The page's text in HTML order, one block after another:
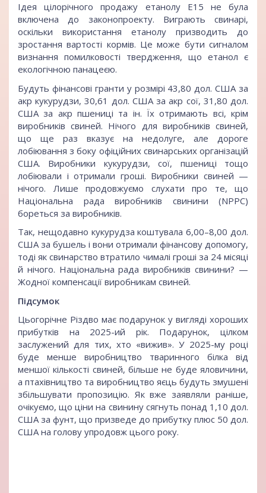
Ідея цілорічного продажу етанолу Е15 не була
включена до законопроекту. Виграють свинарі,
оскільки використання етанолу призводить до
зростання вартості кормів. Це може бути сигналом
визнання помилковості твердження, що етанол є
екологічною панацеєю.
Будуть фінансові гранти у розмірі 43,80 дол. США за
акр кукурудзи, 30,61 дол. США за акр сої, 31,80 дол.
США за акр пшениці та ін. Їх отримають всі, крім
виробників свиней. Нічого для виробників свиней,
що ще раз вказує на недолуге, але дороге
лобіювання з боку офіційних свинарських організацій
США. Виробники кукурудзи, сої, пшениці тощо
лобіювали і отримали гроші. Виробники свиней —
нічого. Лише продовжуємо слухати про те, що
Національна рада виробників свинини (NPPC)
бореться за виробників.
Так, нещодавно кукурудза коштувала 6,00–8,00 дол.
США за бушель і вони отримали фінансову допомогу,
тоді як свинарство втратило чималі гроші за 24 місяці
й нічого. Національна рада виробників свинини? —
Жодної компенсації виробникам свиней.
Підсумок
Цьогорічне Різдво має подарунок у вигляді хороших
прибутків на 2025-ий рік. Подарунок, цілком
заслужений для тих, хто «вижив». У 2025-му році
буде менше виробництво тваринного білка від
меншої кількості свиней, більше не буде яловичини,
а птахівництво та виробництво яєць будуть змушені
збільшувати пропозицію. Як вже заявляли раніше,
очікуємо, що ціни на свинину сягнуть понад 1,10 дол.
США за фунт, що призведе до прибутку плюс 50 дол.
США на голову упродовж цього року.